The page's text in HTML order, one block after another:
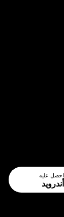
احصل عليه
أندرويد